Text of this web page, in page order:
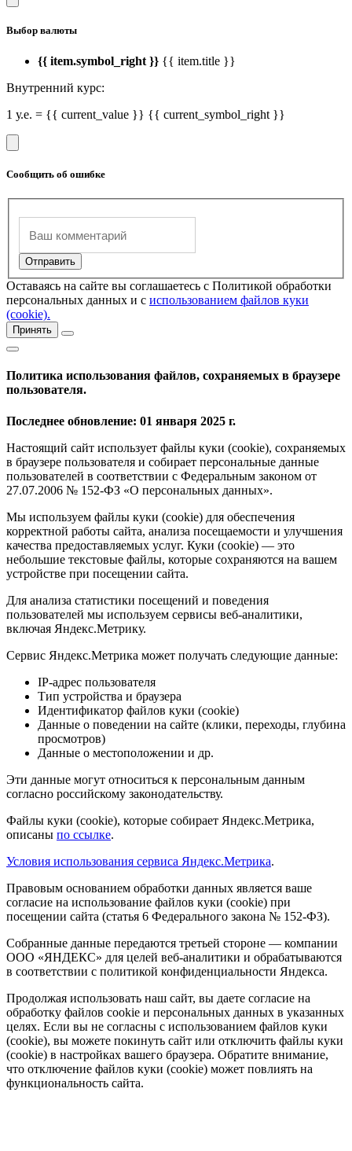
Выбор валюты
{{ item.symbol_right }} {{ item.title }}
Внутренний курс:
1 у.е. = {{ current_value }} {{ current_symbol_right }}
Сообщить об ошибке
Оставаясь на сайте вы соглашаетесь с Политикой обработки
персональных данных и с использованием файлов куки
(cookie).
Принять
Политика использования файлов, сохраняемых в браузере
пользователя.
Последнее обновление: 01 января 2025 г.
Настоящий сайт использует файлы куки (cookie), сохраняемых
в браузере пользователя и собирает персональные данные
пользователей в соответствии с Федеральным законом от
27.07.2006 № 152-ФЗ «О персональных данных».
Мы используем файлы куки (cookie) для обеспечения
корректной работы сайта, анализа посещаемости и улучшения
качества предоставляемых услуг. Куки (cookie) — это
небольшие текстовые файлы, которые сохраняются на вашем
устройстве при посещении сайта.
Для анализа статистики посещений и поведения
пользователей мы используем сервисы веб-аналитики,
включая Яндекс.Метрику.
Сервис Яндекс.Метрика может получать следующие данные:
IP-адрес пользователя
Тип устройства и браузера
Идентификатор файлов куки (cookie)
Данные о поведении на сайте (клики, переходы, глубина
просмотров)
Данные о местоположении и др.
Эти данные могут относиться к персональным данным
согласно российскому законодательству.
Файлы куки (cookie), которые собирает Яндекс.Метрика,
описаны по ссылке.
Условия использования сервиса Яндекс.Метрика.
Правовым основанием обработки данных является ваше
согласие на использование файлов куки (cookie) при
посещении сайта (статья 6 Федерального закона № 152-ФЗ).
Собранные данные передаются третьей стороне — компании
ООО «ЯНДЕКС» для целей веб-аналитики и обрабатываются
в соответствии с политикой конфиденциальности Яндекса.
Продолжая использовать наш сайт, вы даете согласие на
обработку файлов cookie и персональных данных в указанных
целях. Если вы не согласны с использованием файлов куки
(cookie), вы можете покинуть сайт или отключить файлы куки
(cookie) в настройках вашего браузера. Обратите внимание,
что отключение файлов куки (cookie) может повлиять на
функциональность сайта.